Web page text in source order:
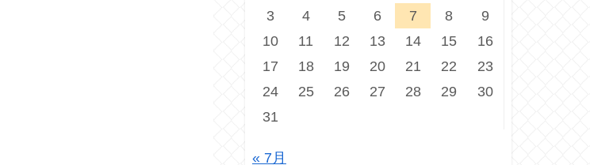
3
4 5 6 7 8
9
10
11 12 13 14 15
16
17
18 19 20 21 22
23
24
25 26 27 28 29
30
31
« 7月